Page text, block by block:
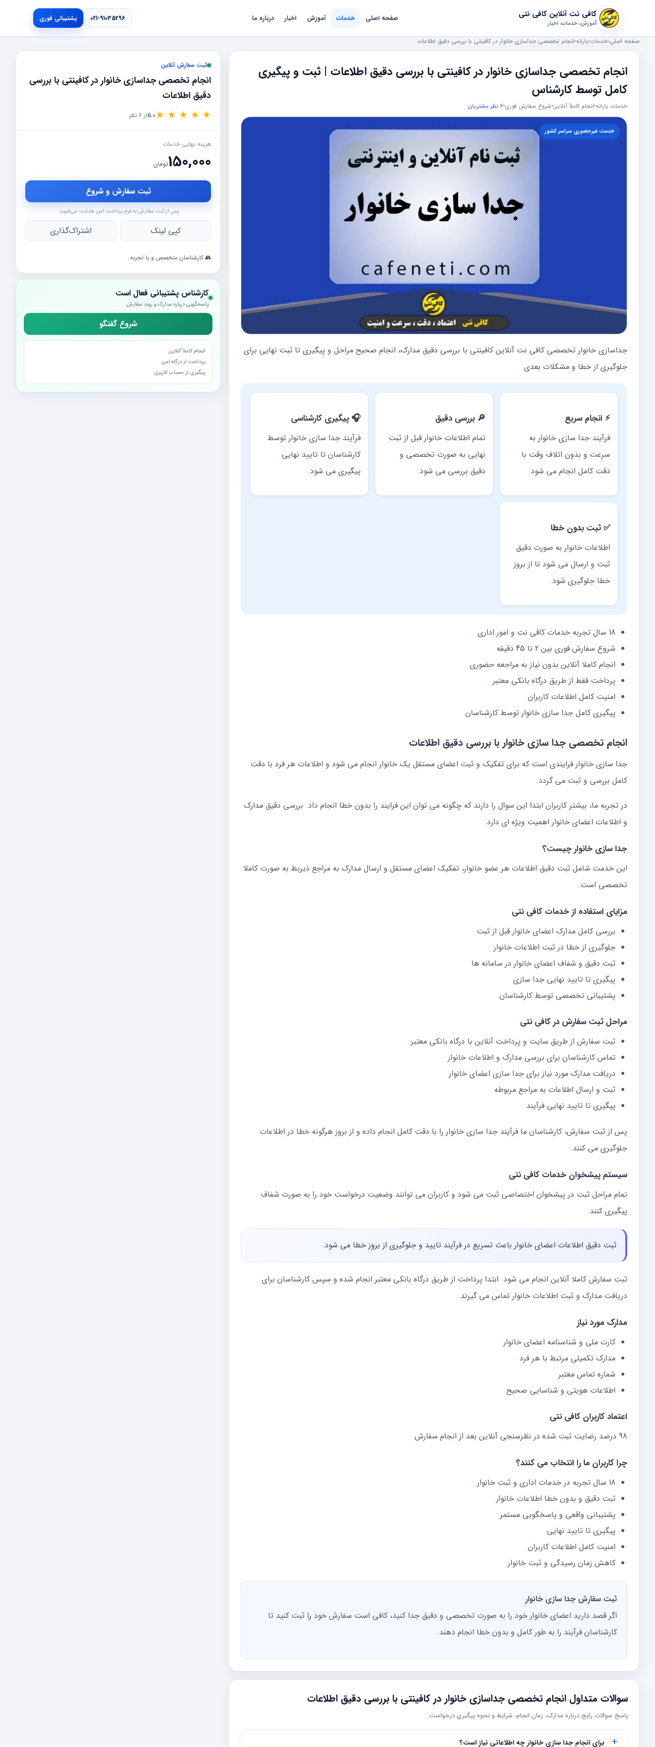
کافی نت آنلاین کافی نتی
آموزش، خدمات، اخبار
صفحه اصلی خدمات آموزش اخبار درباره ما 021-91035296 پشتیبانی فوری
صفحه اصلی‹خدمات‹یارانه‹انجام تخصصی جداسازی خانوار در کافینتی با بررسی دقیق اطلاعات
انجام تخصصی جداسازی خانوار در کافینتی با بررسی دقیق اطلاعات | ثبت و پیگیری
کامل توسط کارشناس
خدمات یارانه•انجام کاملاً آنلاین•شروع سفارش فوری•6 نظر مشتریان
خدمت غیرحضوری سراسر کشور
جداسازی خانوار تخصصی کافی نت آنلاین کافینتی با بررسی دقیق مدارک، انجام صحیح مراحل و پیگیری تا ثبت نهایی برای
جلوگیری از خطا و مشکلات بعدی
⚡ انجام سریع
فرآیند جدا سازی خانوار به
سرعت و بدون اتلاف وقت با
دقت کامل انجام می شود.
🔎 بررسی دقیق
تمام اطلاعات خانوار قبل از ثبت
نهایی به صورت تخصصی و
دقیق بررسی می شود.
🎧 پیگیری کارشناسی
فرآیند جدا سازی خانوار توسط
کارشناسان تا تایید نهایی
پیگیری می شود.
✅ ثبت بدون خطا
اطلاعات خانوار به صورت دقیق
ثبت و ارسال می شود تا از بروز
خطا جلوگیری شود.
18 سال تجربه خدمات کافی نت و امور اداری
شروع سفارش فوری بین 2 تا 45 دقیقه
انجام کاملا آنلاین بدون نیاز به مراجعه حضوری
پرداخت فقط از طریق درگاه بانکی معتبر
امنیت کامل اطلاعات کاربران
پیگیری کامل جدا سازی خانوار توسط کارشناسان
انجام تخصصی جدا سازی خانوار با بررسی دقیق اطلاعات
جدا سازی خانوار فرایندی است که برای تفکیک و ثبت اعضای مستقل یک خانوار انجام می شود و اطلاعات هر فرد با دقت
کامل بررسی و ثبت می گردد.
در تجربه ما، بیشتر کاربران ابتدا این سوال را دارند که چگونه می توان این فرایند را بدون خطا انجام داد. بررسی دقیق مدارک
و اطلاعات اعضای خانوار اهمیت ویژه ای دارد.
جدا سازی خانوار چیست؟
این خدمت شامل ثبت دقیق اطلاعات هر عضو خانوار، تفکیک اعضای مستقل و ارسال مدارک به مراجع ذیربط به صورت کاملا
تخصصی است.
مزایای استفاده از خدمات کافی نتی
بررسی کامل مدارک اعضای خانوار قبل از ثبت
جلوگیری از خطا در ثبت اطلاعات خانوار
ثبت دقیق و شفاف اعضای خانوار در سامانه ها
پیگیری تا تایید نهایی جدا سازی
پشتیبانی تخصصی توسط کارشناسان
مراحل ثبت سفارش در کافی نتی
ثبت سفارش از طریق سایت و پرداخت آنلاین با درگاه بانکی معتبر
تماس کارشناسان برای بررسی مدارک و اطلاعات خانوار
دریافت مدارک مورد نیاز برای جدا سازی اعضای خانوار
ثبت و ارسال اطلاعات به مراجع مربوطه
پیگیری تا تایید نهایی فرآیند
پس از ثبت سفارش، کارشناسان ما فرآیند جدا سازی خانوار را با دقت کامل انجام داده و از بروز هرگونه خطا در اطلاعات
جلوگیری می کنند.
سیستم پیشخوان خدمات کافی نتی
تمام مراحل ثبت در پیشخوان اختصاصی ثبت می شود و کاربران می توانند وضعیت درخواست خود را به صورت شفاف
پیگیری کنند.
ثبت دقیق اطلاعات اعضای خانوار باعث تسریع در فرآیند تایید و جلوگیری از بروز خطا می شود.
ثبت سفارش کاملا آنلاین انجام می شود. ابتدا پرداخت از طریق درگاه بانکی معتبر انجام شده و سپس کارشناسان برای
دریافت مدارک و ثبت اطلاعات خانوار تماس می گیرند.
مدارک مورد نیاز
کارت ملی و شناسنامه اعضای خانوار
مدارک تکمیلی مرتبط با هر فرد
شماره تماس معتبر
اطلاعات هویتی و شناسایی صحیح
اعتماد کاربران کافی نتی
98 درصد رضایت ثبت شده در نظرسنجی آنلاین بعد از انجام سفارش
چرا کاربران ما را انتخاب می کنند؟
18 سال تجربه در خدمات اداری و ثبت خانوار
ثبت دقیق و بدون خطا اطلاعات خانوار
پشتیبانی واقعی و پاسخگویی مستمر
پیگیری تا تایید نهایی
امنیت کامل اطلاعات کاربران
کاهش زمان رسیدگی و ثبت خانوار
ثبت سفارش جدا سازی خانوار
اگر قصد دارید اعضای خانوار خود را به صورت تخصصی و دقیق جدا کنید، کافی است سفارش خود را ثبت کنید تا
کارشناسان فرآیند را به طور کامل و بدون خطا انجام دهند.
سوالات متداول انجام تخصصی جداسازی خانوار در کافینتی با بررسی دقیق اطلاعات
پاسخ سوالات رایج درباره مدارک، زمان انجام، شرایط و نحوه پیگیری درخواست.
برای انجام جدا سازی خانوار چه اطلاعاتی نیاز است؟
ثبت سفارش آنلاین
انجام تخصصی جداسازی خانوار در کافینتی با بررسی
دقیق اطلاعات
★
★
★
★
★
5.0از 6 نظر
هزینه نهایی خدمات
150,000تومان
ثبت سفارش و شروع
پس از ثبت سفارش به فرم پرداخت امن هدایت می‌شوید.
کپی لینک اشتراک‌گذاری
👥 کارشناسان متخصص و با تجربه
کارشناس پشتیبانی فعال است
پاسخگویی درباره مدارک و روند سفارش
شروع گفتگو
انجام کاملاً آنلاین
پرداخت از درگاه امن
پیگیری از حساب کاربری